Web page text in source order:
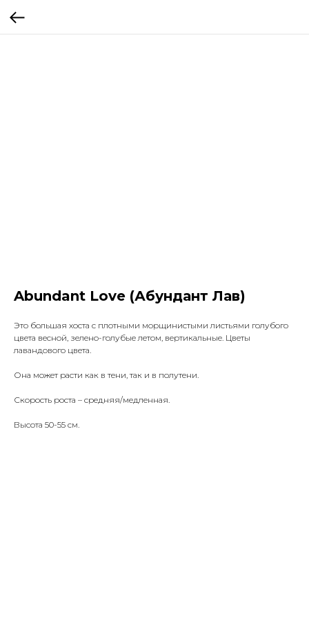
Abundant Love (Абундант Лав)
Это большая хоста с плотными морщинистыми листьями голубого
цвета весной, зелено-голубые летом, вертикальные. Цветы
лавандового цвета.
Она может расти как в тени, так и в полутени.
Скорость роста – средняя/медленная.
Высота 50-55 см.